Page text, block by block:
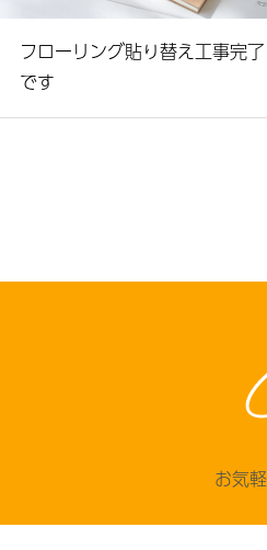
フローリング貼り替え工事完了
です
お気